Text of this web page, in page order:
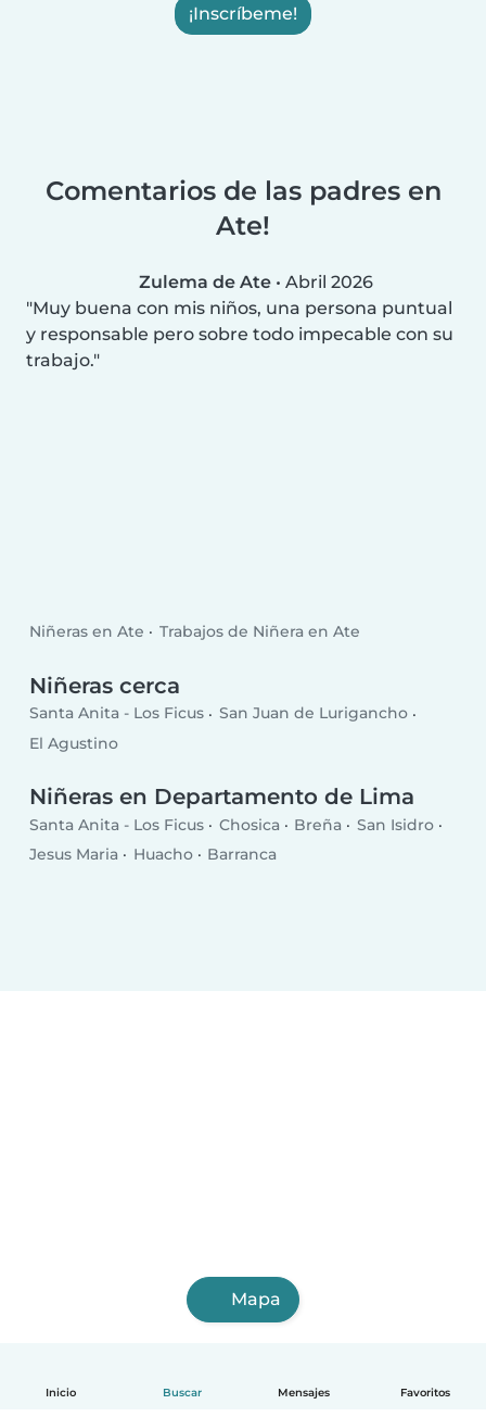
Inicio Buscar Mensajes Favoritos
¡Inscríbeme!
Comentarios de las padres en
Ate!
Zulema de Ate • Abril 2026
Muy buena con mis niños, una persona puntual
y responsable pero sobre todo impecable con su
trabajo.
Niñeras en Ate Trabajos de Niñera en Ate
Niñeras cerca
Santa Anita - Los Ficus
San Juan de Lurigancho
El Agustino
Niñeras en Departamento de Lima
Santa Anita - Los Ficus Chosica Breña
San Isidro
Jesus Maria
Huacho Barranca
Mapa